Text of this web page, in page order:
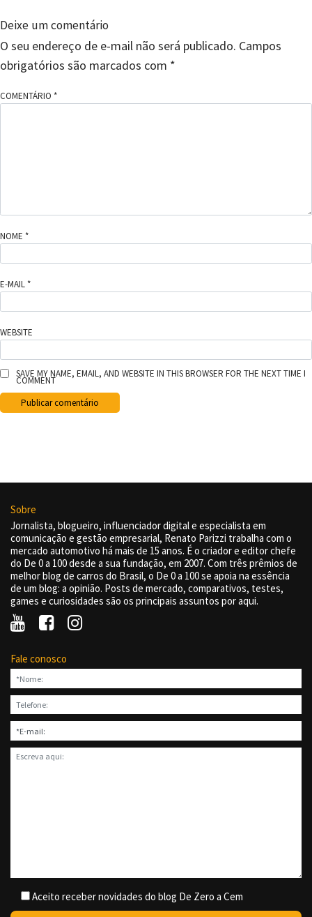
Deixe um comentário
O seu endereço de e-mail não será publicado. Campos
obrigatórios são marcados com *
COMENTÁRIO *
NOME *
E-MAIL *
WEBSITE
SAVE MY NAME, EMAIL, AND WEBSITE IN THIS BROWSER FOR THE NEXT TIME I
COMMENT
Sobre
Jornalista, blogueiro, influenciador digital e especialista em
comunicação e gestão empresarial, Renato Parizzi trabalha com o
mercado automotivo há mais de 15 anos. É o criador e editor chefe
do De 0 a 100 desde a sua fundação, em 2007. Com três prêmios de
melhor blog de carros do Brasil, o De 0 a 100 se apoia na essência
de um blog: a opinião. Posts de mercado, comparativos, testes,
games e curiosidades são os principais assuntos por aqui.
Fale conosco
Aceito receber novidades do blog De Zero a Cem